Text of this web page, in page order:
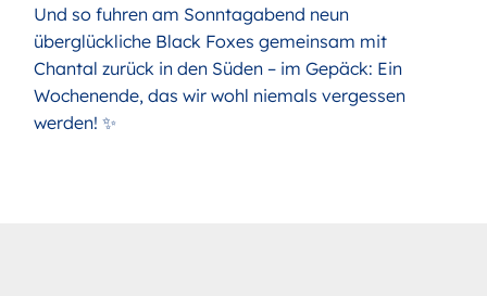
Und so fuhren am Sonntagabend neun
überglückliche Black Foxes gemeinsam mit
Chantal zurück in den Süden – im Gepäck: Ein
Wochenende, das wir wohl niemals vergessen
werden! ✨